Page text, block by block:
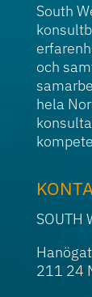
South
och
hela
SOUTH
211 24